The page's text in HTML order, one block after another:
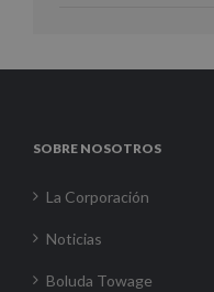
SOBRE NOSOTROS
La Corporación
Noticias
Boluda Towage